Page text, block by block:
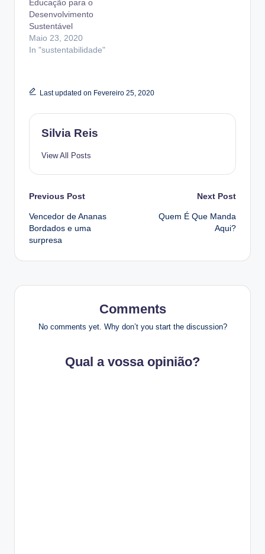
Educação para o
Desenvolvimento
Sustentável
Maio 23, 2020
In "sustentabilidade"
Last updated on Fevereiro 25, 2020
Silvia Reis
View All Posts
Post
navigation
Previous Post
Vencedor de Ananas
Bordados e uma
surpresa
Next Post
Quem É Que Manda
Aqui?
Comments
No comments yet. Why don’t you start the discussion?
Qual a vossa opinião?